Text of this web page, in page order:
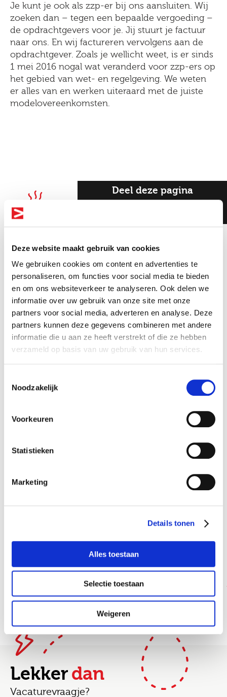
Deze website maakt gebruik van cookies
We gebruiken cookies om content en advertenties te
personaliseren, om functies voor social media te bieden
en om ons websiteverkeer te analyseren. Ook delen we
informatie over uw gebruik van onze site met onze
partners voor social media, adverteren en analyse. Deze
partners kunnen deze gegevens combineren met andere
informatie die u aan ze heeft verstrekt of die ze hebben
verzameld op basis van uw gebruik van hun services.
Noodzakelijk
Voorkeuren
Statistieken
Marketing
Details tonen
Alles toestaan
Selectie toestaan
Weigeren
Je kunt je ook als zzp-er bij ons aansluiten. Wij
zoeken dan – tegen een bepaalde vergoeding –
de opdrachtgevers voor je. Jij stuurt je factuur
naar ons. En wij factureren vervolgens aan de
opdrachtgever. Zoals je wellicht weet, is er sinds
1 mei 2016 nogal wat veranderd voor zzp-ers op
het gebied van wet- en regelgeving. We weten
er alles van en werken uiteraard met de juiste
modelovereenkomsten.
Deel deze pagina
Lekker
Heb je nog vragen?
Lekkerdan
Vacaturevraagje?
Altijd als 1e op de hoogte van de
nieuwste vacatures als je een job
alert aanmaakt!
Postcode
privacy statement